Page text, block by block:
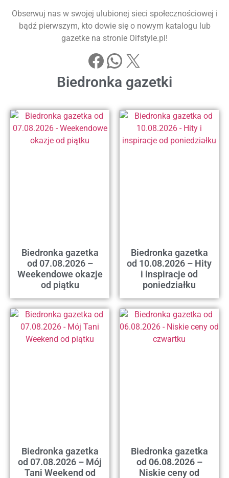
Obserwuj nas w swojej ulubionej sieci społecznościowej i
bądź pierwszym, kto dowie się o nowym katalogu lub
gazetke na stronie Oifstyle.pl!
Biedronka gazetki
Biedronka gazetka
od 07.08.2026 –
Weekendowe okazje
od piątku
Biedronka gazetka
od 10.08.2026 – Hity
i inspiracje od
poniedziałku
Biedronka gazetka
od 07.08.2026 – Mój
Tani Weekend od
Biedronka gazetka
od 06.08.2026 –
Niskie ceny od